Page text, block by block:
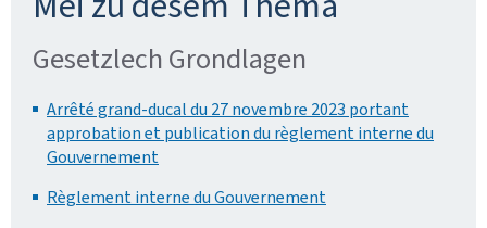
Gesetzlech Grondlagen
Arrêté grand-ducal du 27 novembre 2023 portant
approbation et publication du règlement interne du
Gouvernement
Règlement interne du Gouvernement